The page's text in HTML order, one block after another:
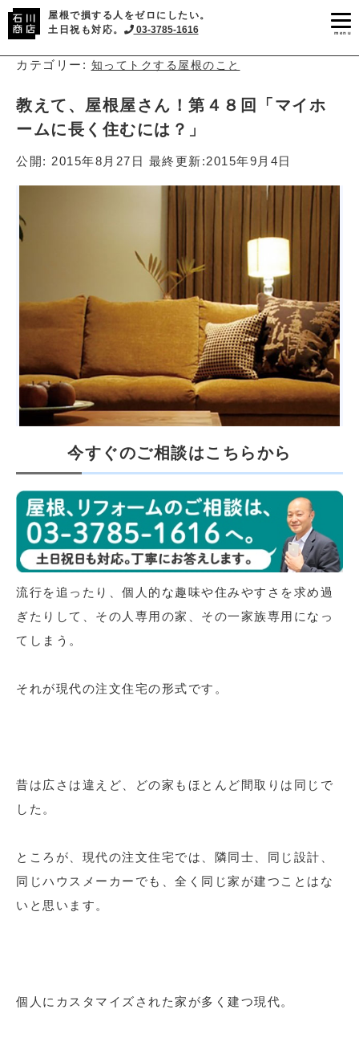
屋根で損する人をゼロにしたい。
土日祝も対応。
03-3785-1616 menu
カテゴリー: 知ってトクする屋根のこと
教えて、屋根屋さん！第４８回「マイホ
ームに長く住むには？」
公開: 2015年8月27日 最終更新:2015年9月4日
今すぐのご相談はこちらから
流行を追ったり、個人的な趣味や住みやすさを求め過
ぎたりして、その人専用の家、その一家族専用になっ
てしまう。
それが現代の注文住宅の形式です。
昔は広さは違えど、どの家もほとんど間取りは同じで
した。
ところが、現代の注文住宅では、隣同士、同じ設計、
同じハウスメーカーでも、全く同じ家が建つことはな
いと思います。
個人にカスタマイズされた家が多く建つ現代。